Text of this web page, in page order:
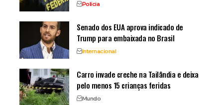
Polícia
Senado dos EUA aprova indicado de
Trump para embaixada no Brasil
Internacional
Carro invade creche na Tailândia e deixa
pelo menos 15 crianças feridas
Mundo